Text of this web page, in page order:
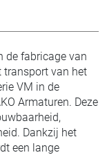
de fabricage van
transport van het
VM in de
Armaturen. Deze
Dankzij het
een lange